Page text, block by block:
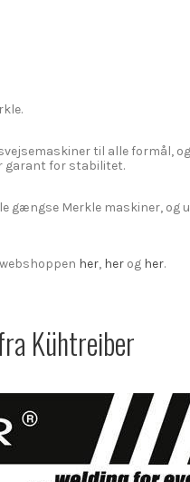
til alle formål,
garant for stabilitet.
gængse Merkle maskiner, og
her, her og her.
Kühtreiber